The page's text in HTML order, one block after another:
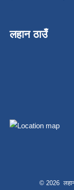
लहान ठाउँ
© 2026 लहान